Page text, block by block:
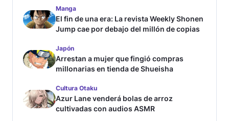
Manga
El fin de una era: La revista Weekly Shonen
Jump cae por debajo del millón de copias
Japón
Arrestan a mujer que fingió compras
millonarias en tienda de Shueisha
Cultura Otaku
Azur Lane venderá bolas de arroz
cultivadas con audios ASMR